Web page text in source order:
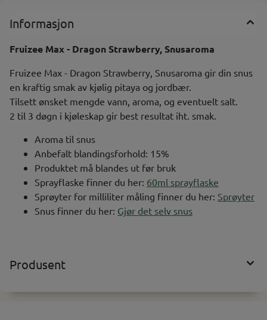
Informasjon
Fruizee Max - Dragon Strawberry, Snusaroma
Fruizee Max - Dragon Strawberry, Snusaroma gir din snus
en kraftig smak av kjølig pitaya og jordbær.
Tilsett ønsket mengde vann, aroma, og eventuelt salt.
2 til 3 døgn i kjøleskap gir best resultat iht. smak.
Aroma til snus
Anbefalt blandingsforhold: 15%
Produktet må blandes ut før bruk
Sprayflaske finner du her: 60ml sprayflaske
Sprøyter for milliliter måling finner du her: Sprøyter
Snus finner du her: Gjør det selv snus
Produsent